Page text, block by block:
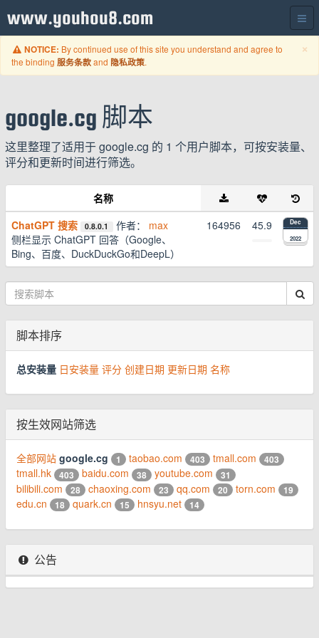
www.youhou8.com
×
NOTICE: By continued use of this site you understand and agree to
the binding 服务条款and 隐私政策.
google.cg 脚本
这里整理了适用于 google.cg 的 1 个用户脚本，可按安装量、
评分和更新时间进行筛选。
名称
ChatGPT 搜索
0.8.0.1 作者： max
侧栏显示 ChatGPT 回答（Google、
Bing、百度、DuckDuckGo和DeepL）
164956 45.9 Dec
2022
脚本排序
总安装量 日安装量 评分 创建日期 更新日期 名称
按生效网站筛选
全部网站 google.cg 1 taobao.com 403 tmall.com 403
tmall.hk 403 baidu.com 38 youtube.com 31
bilibili.com 28 chaoxing.com 23 qq.com 20 torn.com 19
edu.cn 18 quark.cn 15 hnsyu.net 14
公告